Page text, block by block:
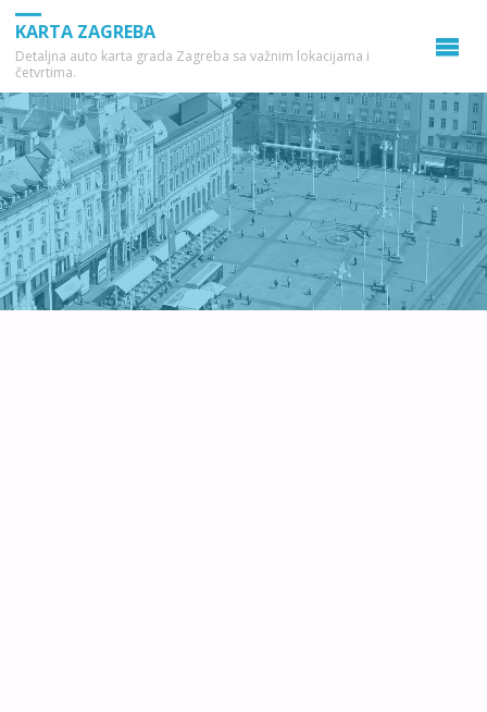
KARTA ZAGREBA
Detaljna auto karta grada Zagreba sa važnim lokacijama i
četvrtima.